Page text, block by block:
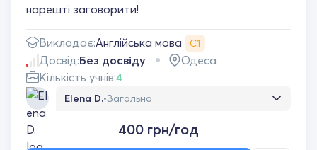
нарешті заговорити!
Викладає:Англійська мова С1
Досвід:Без досвіду
Одеса
Кількість учнів:4
Elena D.•Загальна
мови. Заняття проходять цікаво, легко та в
400 грн/год